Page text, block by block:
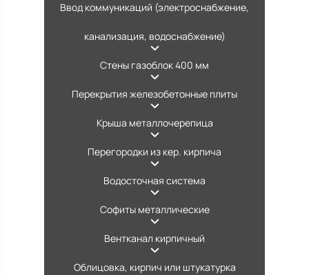
Ввод коммуникаций (электроснабжение,
канализация, водоснабжение)
Стены газоблок 400 мм
Перекрытия железобетонные плиты
Крыша металлочерепица
Перегородки из кер. кирпича
Водосточная система
Софиты металлические
Вентканал кирпичный
Облицовка, кирпич или штукатурка